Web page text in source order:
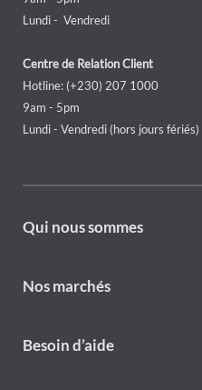
Lundi - Vendredi
Centre de Relation Client
Hotline: (+230) 207 1000
9am - 5pm
Lundi - Vendredi (hors jours fériés)
Footer
are
Qui nous sommes
Nos marchés
Footer
Besoin d’aide